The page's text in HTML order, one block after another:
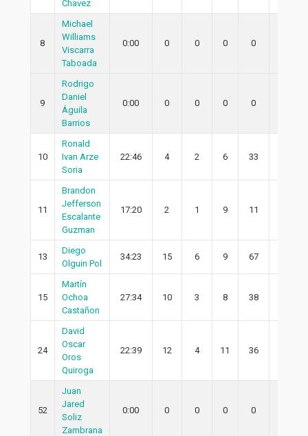
Chavez
8
Michael
Williams
Viscarra
Taboada
0:00 0 0 0 0
9
Rodrigo
Daniel
Águila
Barrios
0:00 0 0 0 0
10
Ronald
Ivan Arze
Soria
22:46 4 2 6 33
11
Brandon
Jefferson
Escalante
Guzman
17:20 2 1 9 11
13
Diego
Olguin Pol
34:23 15 6 9 67
15
Martín
Ochoa
Castañon
27:34 10 3 8 38
24
David
Oscar
Oros
Quiroga
22:39 12 4 11 36
52
Juan
Jared
Soliz
Zambrana
0:00 0 0 0 0